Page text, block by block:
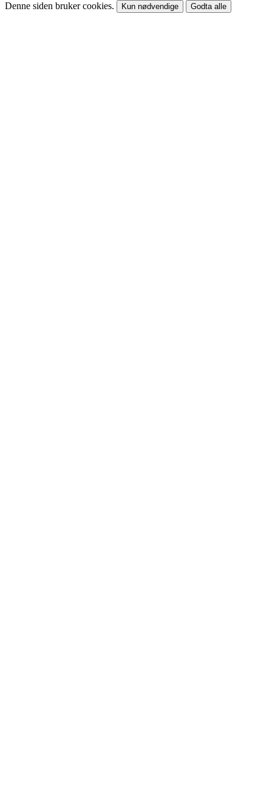
Denne siden bruker cookies. Kun nødvendige Godta alle